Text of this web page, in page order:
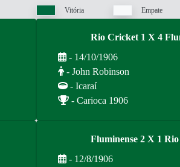
Vitória Empate
Rio Cricket 1 X 4
- 14/10/1906
- John Robinson
- Icaraí
- Carioca 1906
Fluminense 2 X 1
- 12/8/1906